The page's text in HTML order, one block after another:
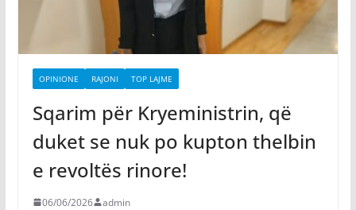
OPINIONE RAJONI TOP LAJME
Sqarim për Kryeministrin, që
duket se nuk po kupton thelbin
e revoltës rinore!
06/06/2026 admin